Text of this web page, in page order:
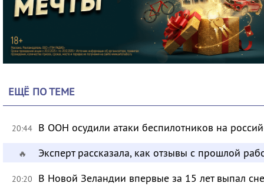
ЕЩЁ ПО ТЕМЕ
20:44 В ООН осудили атаки беспилотников на
🔥 Эксперт рассказала, как отзывы с прошлой
20:20 В Новой Зеландии впервые за 15 лет выпал